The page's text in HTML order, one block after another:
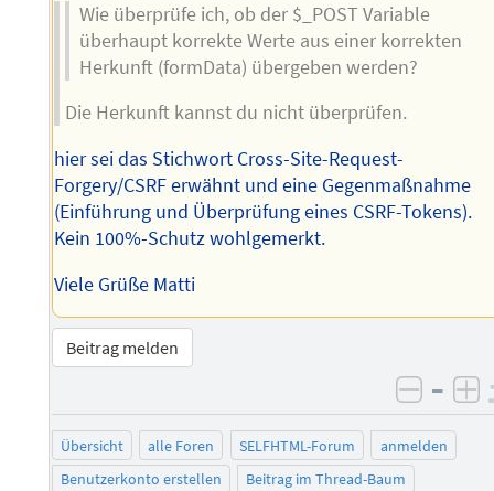
Wie überprüfe ich, ob der $_POST Variable
überhaupt korrekte Werte aus einer korrekten
Herkunft (formData) übergeben werden?
Die Herkunft kannst du nicht überprüfen.
hier sei das Stichwort Cross-Site-Request-
Forgery/CSRF erwähnt und eine Gegenmaßnahme
(Einführung und Überprüfung eines CSRF-Tokens).
Kein 100%-Schutz wohlgemerkt.
Viele Grüße Matti
Beitrag melden
–
Übersicht alle Foren SELFHTML-Forum
anmelden
Benutzerkonto erstellen
Beitrag im Thread-Baum